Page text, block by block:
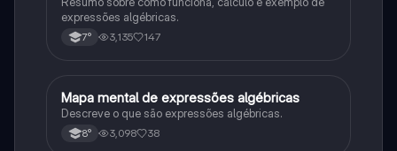
expressões algébricas.
7° 3,135 147
Matematica
Mapa mental de expressões algébricas
Descreve o que são expressões algébricas.
8° 3,098 38